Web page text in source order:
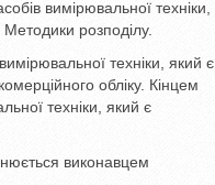
вимірювальної техніки,
розподілу.
техніки, який є
обліку. Кінцем
техніки, який є
виконавцем